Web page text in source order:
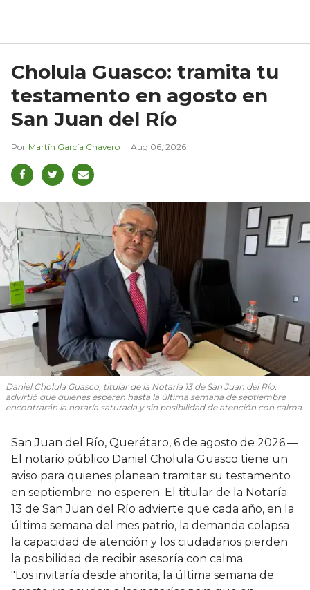
Cholula Guasco: tramita tu
testamento en agosto en
San Juan del Río
Martín García Chavero Aug 06, 2026
Daniel Cholula Guasco, titular de la Notaría 13 de San Juan del Río,
advirtió que quienes esperen hasta la última semana de septiembre
encontrarán la notaría saturada y sin posibilidad de atención con calma.
San Juan del Río, Querétaro, 6 de agosto de 2026.—
El notario público Daniel Cholula Guasco tiene un
aviso para quienes planean tramitar su testamento
en septiembre: no esperen. El titular de la Notaría
13 de San Juan del Río advierte que cada año, en la
última semana del mes patrio, la demanda colapsa
la capacidad de atención y los ciudadanos pierden
la posibilidad de recibir asesoría con calma.
"Los invitaría desde ahorita, la última semana de